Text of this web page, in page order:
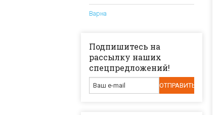
Варна
Подпишитесь на
рассылку наших
спецпредложений!